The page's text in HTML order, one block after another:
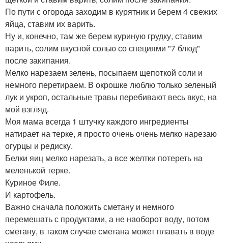
По пути с огорода заходим в курятник и берем 4 свежих
яйца, ставим их варить.
Ну и, конечно, там же берем куриную грудку, ставим
варить, солим вкусной солью со специями "7 блюд"
после закипания.
Мелко нарезаем зелень, посыпаем щепоткой соли и
немного перетираем. В окрошке люблю только зеленый
лук и укроп, остальные травы перебивают весь вкус, на
мой взгляд.
Моя мама всегда 1 штучку каждого ингредиенты
натирает на терке, я просто очень очень мелко нарезаю
огурцы и редиску.
Белки яиц мелко нарезать, а все желтки потереть на
меленькой терке.
Куриное Филе.
И картофель.
Важно сначала положить сметану и немного
перемешать с продуктами, а не наоборот воду, потом
сметану, в таком случае сметана может плавать в воде